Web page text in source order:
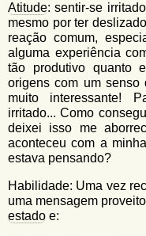
Atitude: sentir-se
mesmo por ter
reação comum,
alguma experiência
tão produtivo quanto
origens com um senso
muito interessante!
irritado... Como
deixei isso me
aconteceu com a
estava pensando?
Habilidade: Uma vez
uma mensagem
estado e: